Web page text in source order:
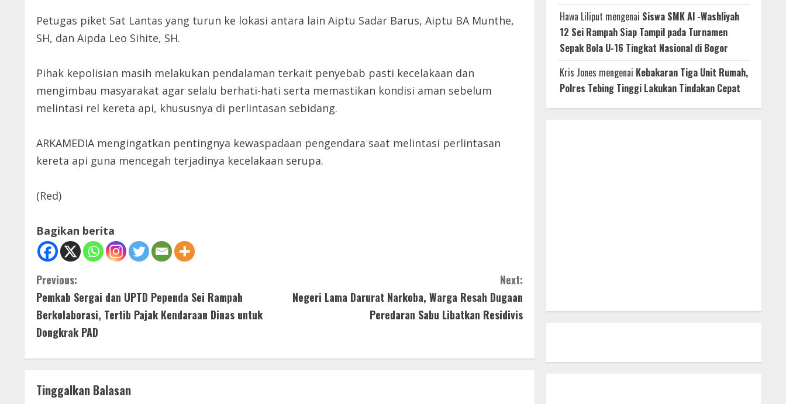
Petugas piket Sat Lantas yang turun ke lokasi antara lain Aiptu Sadar Barus, Aiptu BA Munthe,
SH, dan Aipda Leo Sihite, SH.
Pihak kepolisian masih melakukan pendalaman terkait penyebab pasti kecelakaan dan
mengimbau masyarakat agar selalu berhati-hati serta memastikan kondisi aman sebelum
melintasi rel kereta api, khususnya di perlintasan sebidang.
ARKAMEDIA mengingatkan pentingnya kewaspadaan pengendara saat melintasi perlintasan
kereta api guna mencegah terjadinya kecelakaan serupa.
(Red)
Bagikan berita
C
o
n
t
i
Previous:
Pemkab Sergai dan UPTD Pependa Sei Rampah
Berkolaborasi, Tertib Pajak Kendaraan Dinas untuk
Dongkrak PAD
Next:
Negeri Lama Darurat Narkoba, Warga Resah Dugaan
Peredaran Sabu Libatkan Residivis
Tinggalkan Balasan
Hawa Liliput mengenai Siswa SMK Al -Washliyah
12 Sei Rampah Siap Tampil pada Turnamen
Sepak Bola U-16 Tingkat Nasional di Bogor
Kris Jones mengenai Kebakaran Tiga Unit Rumah,
Polres Tebing Tinggi Lakukan Tindakan Cepat